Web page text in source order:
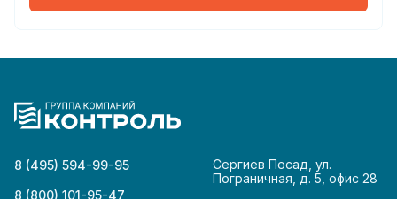
8 (495) 594-99-95
8 (800) 101-95-47
Сергиев Посад, ул.
Пограничная, д. 5, офис 28